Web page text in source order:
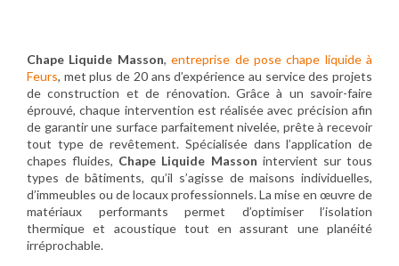
Chape Liquide Masson,entreprise de pose chape liquide à
Feurs, met plus de 20 ans d’expérience au service des projets
de construction et de rénovation. Grâce à un savoir-faire
éprouvé, chaque intervention est réalisée avec précision afin
de garantir une surface parfaitement nivelée, prête à recevoir
tout type de revêtement. Spécialisée dans l’application de
chapes fluides, Chape Liquide Masson intervient sur tous
types de bâtiments, qu’il s’agisse de maisons individuelles,
d’immeubles ou de locaux professionnels. La mise en œuvre de
matériaux performants permet d’optimiser l’isolation
thermique et acoustique tout en assurant une planéité
irréprochable.